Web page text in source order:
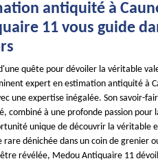
antiquité à
11 vous guide
quête pour dévoiler la véritable
expert en estimation antiquité à
une expertise inégalée. Son savoir-
combiné à une profonde passion
unique de découvrir la véritable
rare dénichée dans un coin de grenier
révélée, Medou Antiquaire 11